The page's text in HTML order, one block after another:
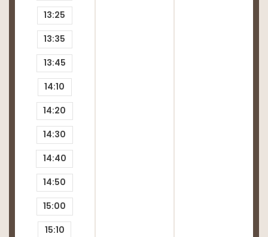
13:25
13:35
13:45
14:10
14:20
14:30
14:40
14:50
15:00
15:10